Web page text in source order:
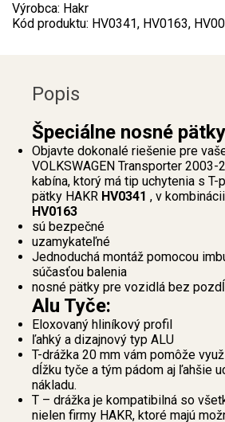
Výrobca: Hakr
Kód produktu: HV0341, HV0163,
Popis
Špeciálne nosné
Objavte dokonalé riešenie pre
VOLKSWAGEN Transporter
kabína, ktorý má tip uchytenia s T-
pätky HAKR HV0341 , v
HV0163
sú bezpečné
uzamykateľné
Jednoduchá montáž pomocou
súčasťou balenia
nosné pätky pre vozidlá bez
Alu Tyče:
Eloxovaný hliníkový profil
ľahký a dizajnový typ ALU
T-drážka 20 mm vám pomôže
dĺžku tyče a tým pádom aj ľahšie
nákladu.
T – drážka je kompatibilná so
nielen firmy HAKR, ktoré majú